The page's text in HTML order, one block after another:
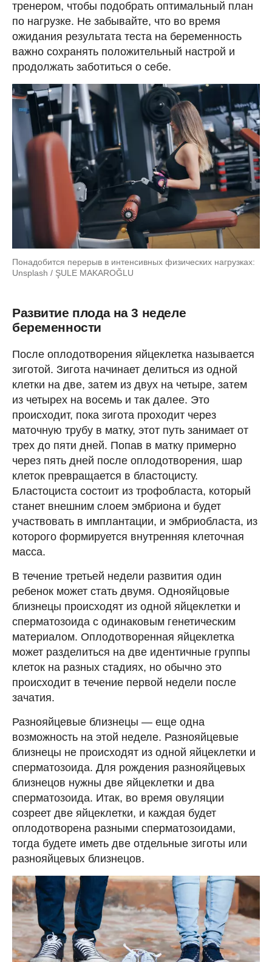
тренером, чтобы подобрать оптимальный план
по нагрузке. Не забывайте, что во время
ожидания результата теста на беременность
важно сохранять положительный настрой и
продолжать заботиться о себе.
Понадобится перерыв в интенсивных физических нагрузках:
Unsplash / ŞULE MAKAROĞLU
Развитие плода на 3 неделе
беременности
После оплодотворения яйцеклетка называется
зиготой. Зигота начинает делиться из одной
клетки на две, затем из двух на четыре, затем
из четырех на восемь и так далее. Это
происходит, пока зигота проходит через
маточную трубу в матку, этот путь занимает от
трех до пяти дней. Попав в матку примерно
через пять дней после оплодотворения, шар
клеток превращается в бластоцисту.
Бластоциста состоит из трофобласта, который
станет внешним слоем эмбриона и будет
участвовать в имплантации, и эмбриобласта, из
которого формируется внутренняя клеточная
масса.
В течение третьей недели развития один
ребенок может стать двумя. Однояйцовые
близнецы происходят из одной яйцеклетки и
сперматозоида с одинаковым генетическим
материалом. Оплодотворенная яйцеклетка
может разделиться на две идентичные группы
клеток на разных стадиях, но обычно это
происходит в течение первой недели после
зачатия.
Разнояйцевые близнецы — еще одна
возможность на этой неделе. Разнояйцевые
близнецы не происходят из одной яйцеклетки и
сперматозоида. Для рождения разнояйцевых
близнецов нужны две яйцеклетки и два
сперматозоида. Итак, во время овуляции
созреет две яйцеклетки, и каждая будет
оплодотворена разными сперматозоидами,
тогда будете иметь две отдельные зиготы или
разнояйцевых близнецов.